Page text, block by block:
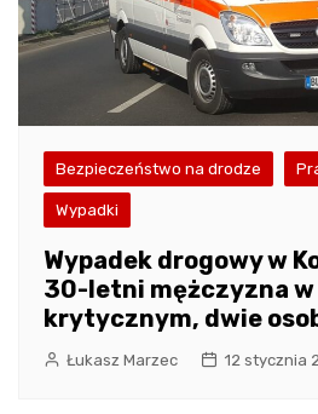
Bezpieczeństwo na drodze
Wypadki
Wypadek drogowy w
30-letni mężczyzna
krytycznym, dwie
Łukasz Marzec 12 stycznia